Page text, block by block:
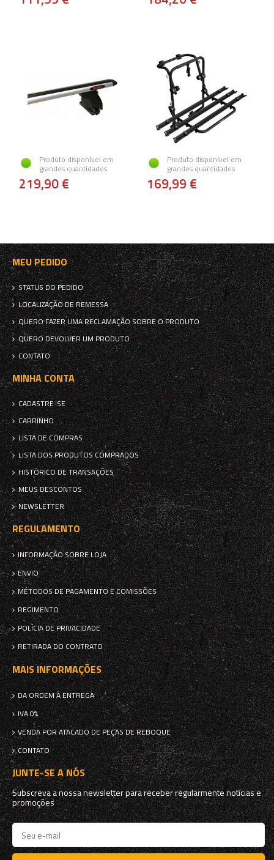
Produto disponível em
grandes quantidades
219,90 €
Produto disponível em
grandes quantidades
169,99 €
MEU PEDIDO
STATUS DO PEDIDO
LOCALIZAÇÃO DE REMESSA
QUERO FAZER UMA RECLAMAÇÃO SOBRE O PRODUTO
QUERO DEVOLVER UM PRODUTO
CONTATO
MINHA CONTA
CADASTRE-SE
CARRINHO
LISTA DE COMPRAS
LISTA DOS PRODUTOS COMPRADOS
HISTÓRICO DE TRANSAÇÕES
MEUS DESCONTOS
NEWSLETTER
REGULAMENTO
INFORMAÇÃO SOBRE LOJA
ENVIO
MÉTODOS DE PAGAMENTO E COMISSÕES
REGIMENTO
POLÍCIA DE PRIVACIDADE
RETIRADA DO CONTRATO
MAIS INFORMAÇÕES
DA ORDEM À ENTREGA
IVA 0%
VENDA POR ATACADO DE PEÇAS DE REBOQUE
CONTATO
JUNTE-SE A NÓS
Subscreva a nossa newsletter para receber regularmente notícias e
promoções